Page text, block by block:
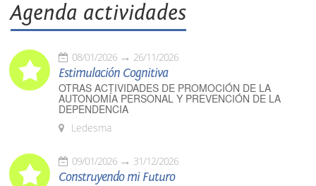
Agenda actividades
08/01/2026 26/11/2026
Estimulación Cognitiva
OTRAS ACTIVIDADES DE PROMOCIÓN DE LA
AUTONOMÍA PERSONAL Y PREVENCIÓN DE LA
DEPENDENCIA
Ledesma
09/01/2026 31/12/2026
Construyendo mi Futuro